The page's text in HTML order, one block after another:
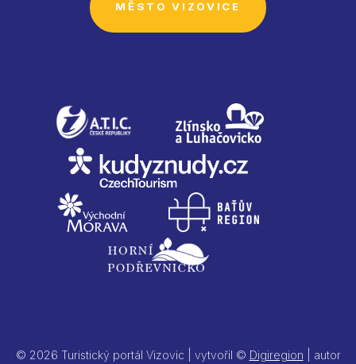
MĚSTO VIZOVICE
© 2026 Turistický portál Vizovic | vytvořil © Digiregion | autor